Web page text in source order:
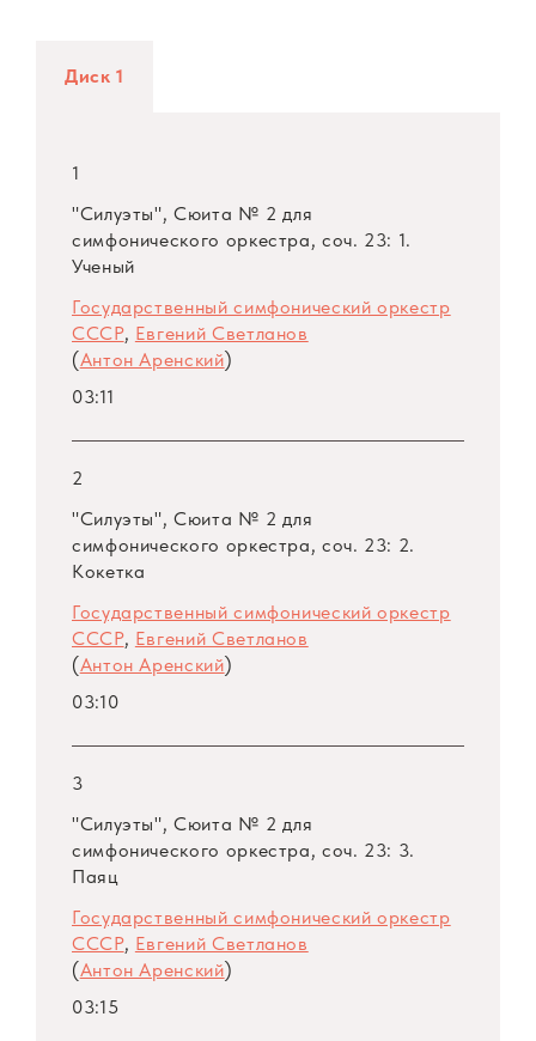
Диск 1
1
"Силуэты", Сюита № 2 для
симфонического оркестра, соч. 23: 1.
Ученый
Государственный симфонический оркестр
СССР, Евгений Светланов
(Антон Аренский)
03:11
2
"Силуэты", Сюита № 2 для
симфонического оркестра, соч. 23: 2.
Кокетка
Государственный симфонический оркестр
СССР, Евгений Светланов
(Антон Аренский)
03:10
3
"Силуэты", Сюита № 2 для
симфонического оркестра, соч. 23: 3.
Паяц
Государственный симфонический оркестр
СССР, Евгений Светланов
(Антон Аренский)
03:15